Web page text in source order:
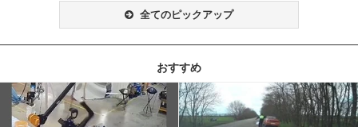
全てのピックアップ
おすすめ
記事を読む